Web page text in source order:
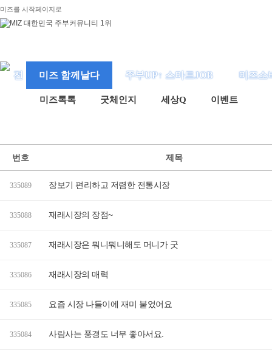
미즈를 시작페이지로
미즈 함께날다 주부UP↑ 스마트JOB 미즈소
미즈톡톡 굿체인지 세상Q 이벤트
번호 제목
335089 장보기 편리하고 저렴한 전통시장
335088 재래시장의 장점~
335087 재래시장은 뭐니뭐니해도 머니가 굿
335086 재래시장의 매력
335085 요즘 시장 나들이에 재미 붙었어요
335084 사람사는 풍경도 너무 좋아서요.